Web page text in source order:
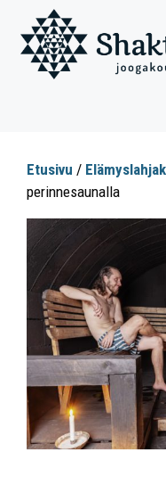
Etusivu /
perinnesaunalla